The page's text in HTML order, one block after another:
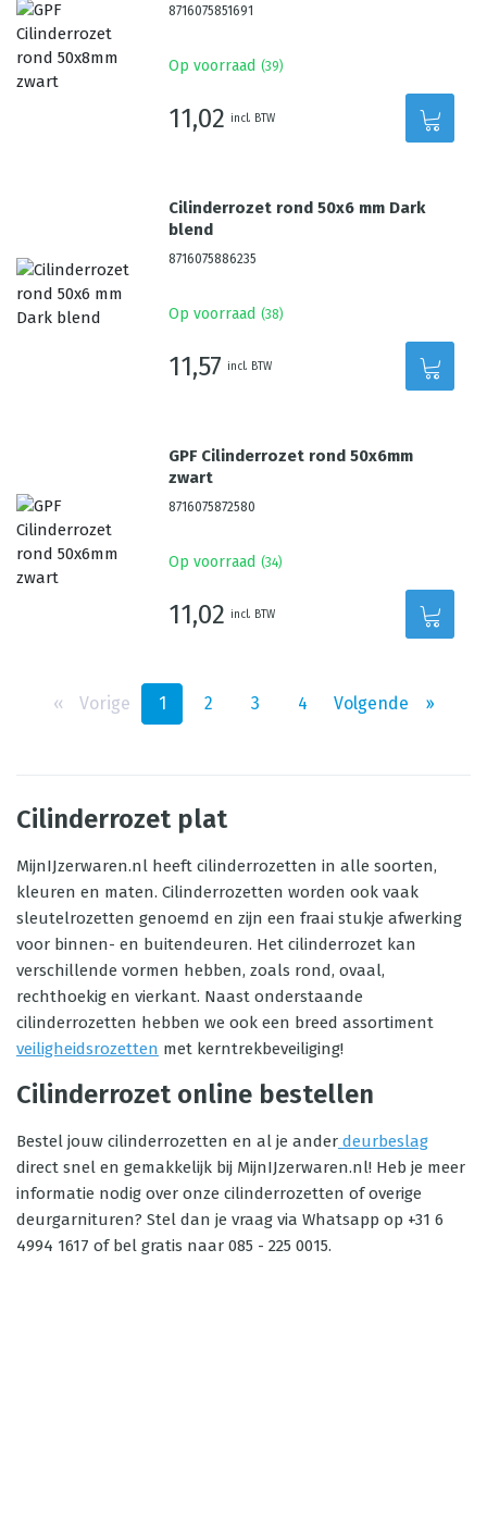
8716075851691
Op voorraad (39)
11,02 incl. BTW
Cilinderrozet rond 50x6 mm Dark
blend
8716075886235
Op voorraad (38)
11,57 incl. BTW
GPF Cilinderrozet rond 50x6mm
zwart
8716075872580
Op voorraad (34)
11,02 incl. BTW
‹‹ Vorige 1 2 3 4 Volgende ››
Cilinderrozet plat
MijnIJzerwaren.nl heeft cilinderrozetten in alle soorten,
kleuren en maten. Cilinderrozetten worden ook vaak
sleutelrozetten genoemd en zijn een fraai stukje afwerking
voor binnen- en buitendeuren. Het cilinderrozet kan
verschillende vormen hebben, zoals rond, ovaal,
rechthoekig en vierkant. Naast onderstaande
cilinderrozetten hebben we ook een breed assortiment
veiligheidsrozetten met kerntrekbeveiliging!
Cilinderrozet online bestellen
Bestel jouw cilinderrozetten en al je ander deurbeslag
direct snel en gemakkelijk bij MijnIJzerwaren.nl! Heb je meer
informatie nodig over onze cilinderrozetten of overige
deurgarnituren? Stel dan je vraag via Whatsapp op +31 6
4994 1617 of bel gratis naar 085 - 225 0015.